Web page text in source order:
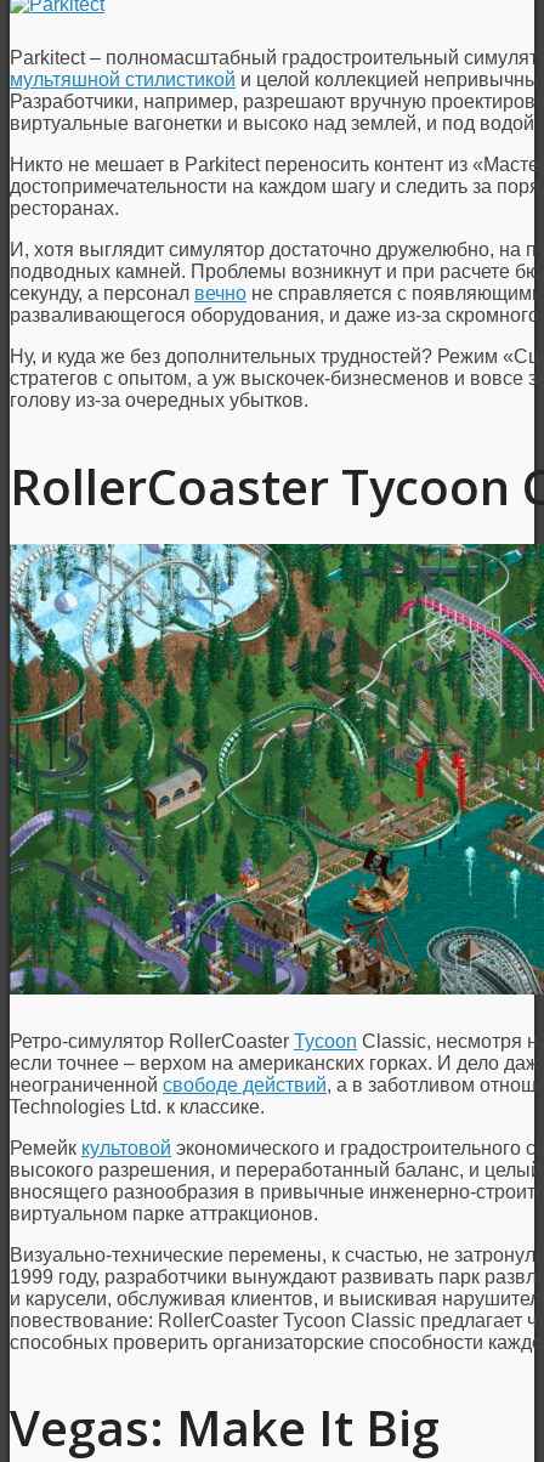
Parkitect – полномасштабный градостроительный
мультяшной стилистикой и целой коллекцией
Разработчики, например, разрешают вручную
виртуальные вагонетки и высоко над землей, и под
Никто не мешает в Parkitect переносить контент из
достопримечательности на каждом шагу и следить за
ресторанах.
И, хотя выглядит симулятор достаточно дружелюбно, на
подводных камней. Проблемы возникнут и при расчете
секунду, а персонал вечно не справляется с
разваливающегося оборудования, и даже из-за
Ну, и куда же без дополнительных трудностей? Режим
стратегов с опытом, а уж выскочек-бизнесменов и вовсе
голову из-за очередных убытков.
RollerCoaster Tycoon
Ретро-симулятор RollerCoaster Tycoon Classic, несмотря
если точнее – верхом на американских горках. И дело
неограниченной свободе действий, а в заботливом
Technologies Ltd. к классике.
Ремейк культовой экономического и градостроительного
высокого разрешения, и переработанный баланс, и целый
вносящего разнообразия в привычные инженерно-
виртуальном парке аттракционов.
Визуально-технические перемены, к счастью, не
1999 году, разработчики вынуждают развивать парк
и карусели, обслуживая клиентов, и выискивая
повествование: RollerCoaster Tycoon Classic предлагает
способных проверить организаторские способности
Vegas: Make It Big